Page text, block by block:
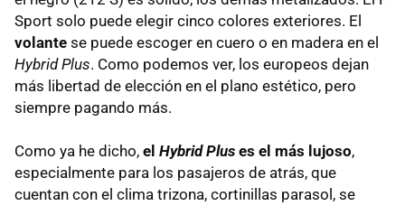
Sport solo puede elegir cinco colores exteriores. El
volante se puede escoger en cuero o en madera en el
Hybrid Plus. Como podemos ver, los europeos dejan
más libertad de elección en el plano estético, pero
siempre pagando más.
Como ya he dicho, el Hybrid Plus es el más lujoso,
especialmente para los pasajeros de atrás, que
cuentan con el clima trizona, cortinillas parasol, se